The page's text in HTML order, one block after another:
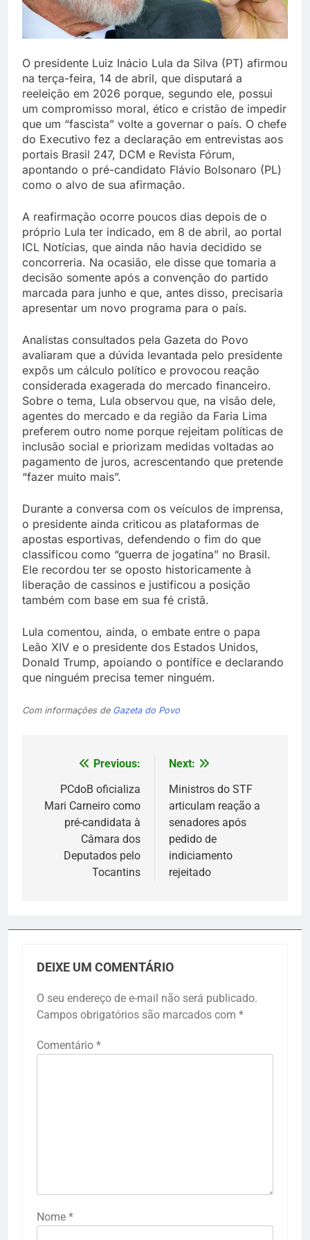
O presidente Luiz Inácio Lula da Silva (PT) afirmou
na terça-feira, 14 de abril, que disputará a
reeleição em 2026 porque, segundo ele, possui
um compromisso moral, ético e cristão de impedir
que um “fascista” volte a governar o país. O chefe
do Executivo fez a declaração em entrevistas aos
portais Brasil 247, DCM e Revista Fórum,
apontando o pré-candidato Flávio Bolsonaro (PL)
como o alvo de sua afirmação.
A reafirmação ocorre poucos dias depois de o
próprio Lula ter indicado, em 8 de abril, ao portal
ICL Notícias, que ainda não havia decidido se
concorreria. Na ocasião, ele disse que tomaria a
decisão somente após a convenção do partido
marcada para junho e que, antes disso, precisaria
apresentar um novo programa para o país.
Analistas consultados pela Gazeta do Povo
avaliaram que a dúvida levantada pelo presidente
expôs um cálculo político e provocou reação
considerada exagerada do mercado financeiro.
Sobre o tema, Lula observou que, na visão dele,
agentes do mercado e da região da Faria Lima
preferem outro nome porque rejeitam políticas de
inclusão social e priorizam medidas voltadas ao
pagamento de juros, acrescentando que pretende
“fazer muito mais”.
Durante a conversa com os veículos de imprensa,
o presidente ainda criticou as plataformas de
apostas esportivas, defendendo o fim do que
classificou como “guerra de jogatina” no Brasil.
Ele recordou ter se oposto historicamente à
liberação de cassinos e justificou a posição
também com base em sua fé cristã.
Lula comentou, ainda, o embate entre o papa
Leão XIV e o presidente dos Estados Unidos,
Donald Trump, apoiando o pontífice e declarando
que ninguém precisa temer ninguém.
Com informações de Gazeta do Povo
Navegação
Post
Previous:
PCdoB oficializa
Mari Carneiro como
pré-candidata à
Câmara dos
Deputados pelo
Tocantins
Next:
Ministros do STF
articulam reação a
senadores após
pedido de
indiciamento
rejeitado
DEIXE UM COMENTÁRIO
O seu endereço de e-mail não será publicado.
Campos obrigatórios são marcados com *
Comentário *
Nome *